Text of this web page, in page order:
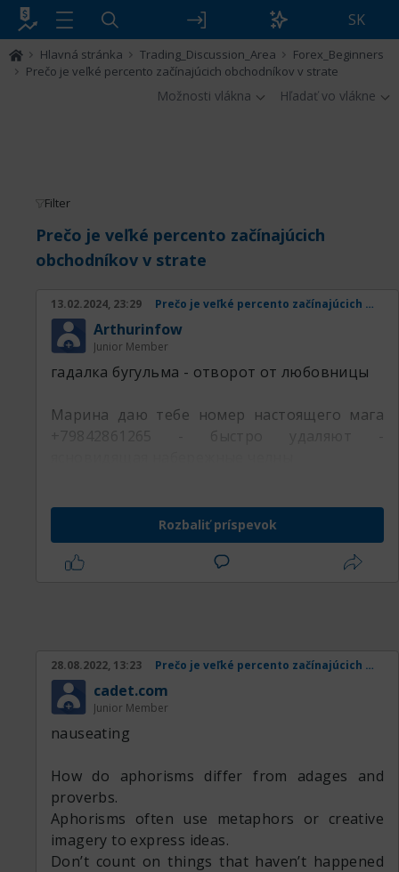
SK
Hlavná stránka Trading_Discussion_Area
Forex_Beginners
Prečo je veľké percento začínajúcich obchodníkov v strate
Možnosti vlákna Hľadať vo vlákne
Filter
Prečo je veľké percento začínajúcich
obchodníkov v strate
13.02.2024, 23:29 Prečo je veľké percento začínajúcich obchodníkov v strate
Arthurinfow
Junior Member
гадалка бугульма - отворот от любовницы
Марина даю тебе номер настоящего мага
+79842861265 - быстро удаляют -
Rozbaliť príspevok
28.08.2022, 13:23 Prečo je veľké percento začínajúcich obchodníkov v strate
cadet.com
Junior Member
nauseating
How do aphorisms differ from adages and
proverbs.
Aphorisms often use metaphors or creative
imagery to express ideas.
Don’t count on things that haven’t happened